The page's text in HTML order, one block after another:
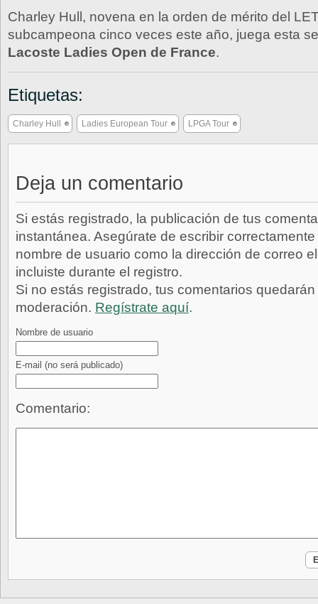
Charley Hull, novena en la orden de mérito del
subcampeona cinco veces este año, juega esta
Lacoste Ladies Open de France.
Etiquetas:
Charley Hull Ladies European Tour LPGA Tour
Deja un comentario
Si estás registrado, la publicación de tus
instantánea. Asegúrate de escribir
nombre de usuario como la dirección de correo
incluiste durante el registro.
Si no estás registrado, tus comentarios
moderación. Regístrate aquí.
Nombre de usuario
E-mail (no será publicado)
Comentario: